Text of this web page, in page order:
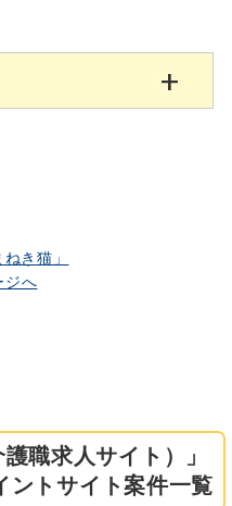
き猫」
ジへ
職求人サイト）」
ントサイト案件一覧